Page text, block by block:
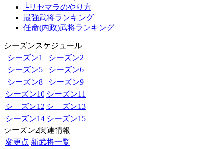
└リセマラのやり方
最強武将ランキング
任命(内政)武将ランキング
シーズンスケジュール
シーズン1
シーズン2
シーズン5
シーズン6
シーズン8
シーズン9
シーズン10 シーズン11
シーズン12 シーズン13
シーズン14 シーズン15
シーズン2関連情報
変更点 新武将一覧